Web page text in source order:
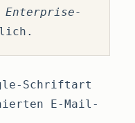
Enterprise-
Schriftart
E-Mail-